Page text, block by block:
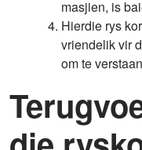
masjien, is
Hierdie rys
vriendelik vir
om te